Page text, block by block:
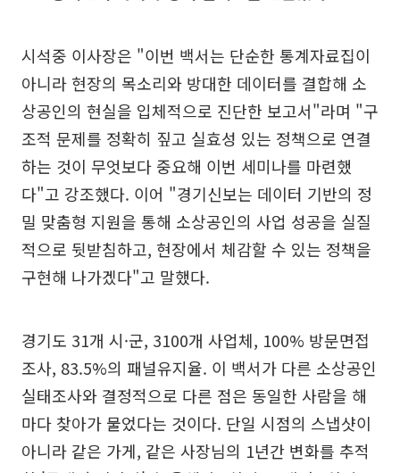
시석중 이사장은 "이번 백서는 단순한 통계자료집이
아니라 현장의 목소리와 방대한 데이터를 결합해 소
상공인의 현실을 입체적으로 진단한 보고서"라며 "구
조적 문제를 정확히 짚고 실효성 있는 정책으로 연결
하는 것이 무엇보다 중요해 이번 세미나를 마련했
다"고 강조했다. 이어 "경기신보는 데이터 기반의 정
밀 맞춤형 지원을 통해 소상공인의 사업 성공을 실질
적으로 뒷받침하고, 현장에서 체감할 수 있는 정책을
구현해 나가겠다"고 말했다.
경기도 31개 시·군, 3100개 사업체, 100% 방문면접
조사, 83.5%의 패널유지율. 이 백서가 다른 소상공인
실태조사와 결정적으로 다른 점은 동일한 사람을 해
마다 찾아가 물었다는 것이다. 단일 시점의 스냅샷이
아니라 같은 가게, 같은 사장님의 1년간 변화를 추적